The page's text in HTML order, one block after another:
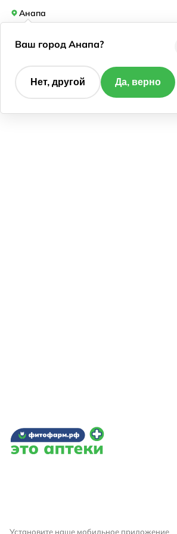
Анапа
Установите наше мобильное приложение
Ваш город Анапа?
Нет, другой Да, верно